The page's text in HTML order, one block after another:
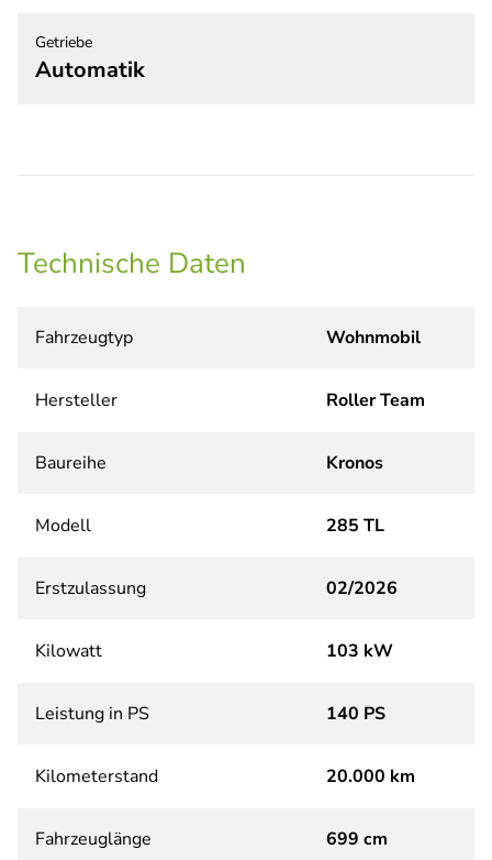
Getriebe
Automatik
Technische Daten
Fahrzeugtyp Wohnmobil
Hersteller Roller Team
Baureihe Kronos
Modell 285 TL
Erstzulassung 02/2026
Kilowatt 103 kW
Leistung in PS 140 PS
Kilometerstand 20.000 km
Fahrzeuglänge 699 cm